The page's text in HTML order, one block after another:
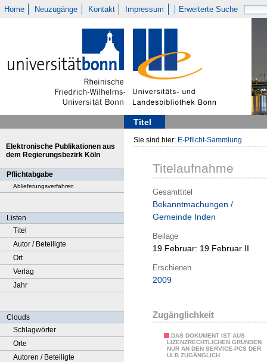
Home Neuzugänge Kontakt Impressum Erweiterte Suche
Titel
Elektronische Publikationen aus
dem Regierungsbezirk Köln
Pflichtabgabe
Ablieferungsverfahren
Listen
Titel
Autor / Beteiligte
Ort
Verlag
Jahr
Clouds
Schlagwörter
Orte
Autoren / Beteiligte
Sie sind hier: E-Pflicht-Sammlung
Titelaufnahme
Gesamttitel
Bekanntmachungen /
Gemeinde Inden
Beilage
19.Februar: 19.Februar II
Erschienen
2009
Zugänglichkeit
DAS DOKUMENT IST AUS
LIZENZRECHTLICHEN GRÜNDEN
NUR AN DEN SERVICE-PCS DER
ULB ZUGÄNGLICH.